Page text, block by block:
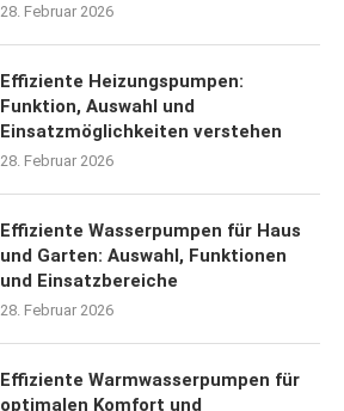
28. Februar 2026
Effiziente Heizungspumpen:
Funktion, Auswahl und
Einsatzmöglichkeiten verstehen
28. Februar 2026
Effiziente Wasserpumpen für Haus
und Garten: Auswahl, Funktionen
und Einsatzbereiche
28. Februar 2026
Effiziente Warmwasserpumpen für
optimalen Komfort und